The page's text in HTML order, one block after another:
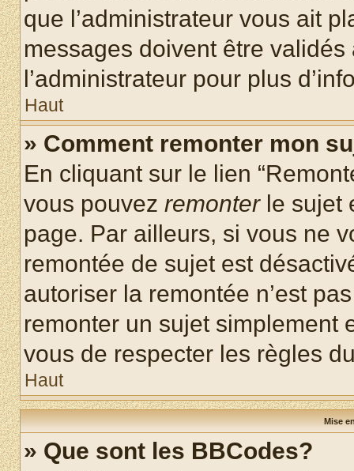
que l’administrateur vous ait
messages doivent être validés
l’administrateur pour plus
Haut
» Comment remonter mon
En cliquant sur le lien
vous pouvez remonterle sujet
page. Par ailleurs, si vous ne
remontée de sujet est
autoriser la remontée n’est
remonter un sujet simplement
vous de respecter les règles
Haut
Mise
» Que sont les BBCodes?